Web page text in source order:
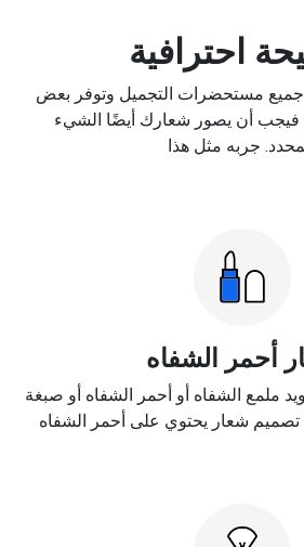
جميع مستحضرات التجميل وتوفر بعض
فيجب أن يصور شعارك أيضًا الشيء
أحمر الشفاه
ملمع الشفاه أو أحمر الشفاه أو صبغة